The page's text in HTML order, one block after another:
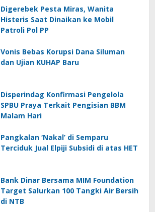
Digerebek Pesta Miras, Wanita
Histeris Saat Dinaikan ke Mobil
Patroli Pol PP
Vonis Bebas Korupsi Dana Siluman
dan Ujian KUHAP Baru
Disperindag Konfirmasi Pengelola
SPBU Praya Terkait Pengisian BBM
Malam Hari
Pangkalan ‘Nakal’ di Semparu
Terciduk Jual Elpiji Subsidi di atas HET
Bank Dinar Bersama MIM Foundation
Target Salurkan 100 Tangki Air Bersih
di NTB